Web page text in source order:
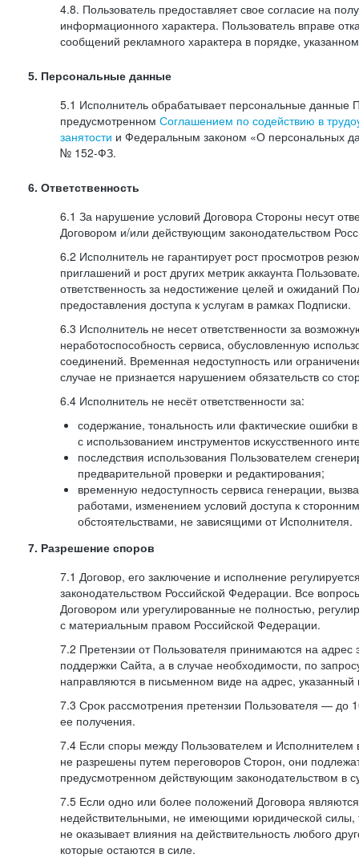
4.8. Пользователь предоставляет свое согласие на
информационного характера. Пользователь вправе
сообщений рекламного характера в порядке,
5. Персональные данные
5.1 Исполнитель обрабатывает персональные данные
предусмотренном Соглашением по содействию в
занятости и Федеральным законом «О персональных
№ 152-ФЗ.
6. Ответственность
6.1 За нарушение условий Договора Стороны несут
Договором и/или действующим законодательством
6.2 Исполнитель не гарантирует рост просмотров
приглашений и рост других метрик аккаунта
ответственность за недостижение целей и ожиданий
предоставления доступа к услугам в рамках Подписки.
6.3 Исполнитель не несет ответственности за
неработоспособность сервиса, обусловленную
соединений. Временная недоступность или
случае не признается нарушением обязательств со
6.4 Исполнитель не несёт ответственности за:
содержание, тональность или фактические ошибки
с использованием инструментов искусственного
последствия использования Пользователем
предварительной проверки и редактирования;
временную недоступность сервиса генерации,
работами, изменением условий доступа к
обстоятельствами, не зависящими от Исполнителя.
7. Разрешение споров
7.1 Договор, его заключение и исполнение
законодательством Российской Федерации. Все
Договором или урегулированные не полностью,
с материальным правом Российской Федерации.
7.2 Претензии от Пользователя принимаются на
поддержки Сайта, а в случае необходимости, по
направляются в письменном виде на адрес,
7.3 Срок рассмотрения претензии Пользователя — до
ее получения.
7.4 Если споры между Пользователем и Исполнителем
не разрешены путем переговоров Сторон, они
предусмотренном действующим законодательством в
7.5 Если одно или более положений Договора
недействительными, не имеющими юридической силы,
не оказывает влияния на действительность любого
которые остаются в силе.